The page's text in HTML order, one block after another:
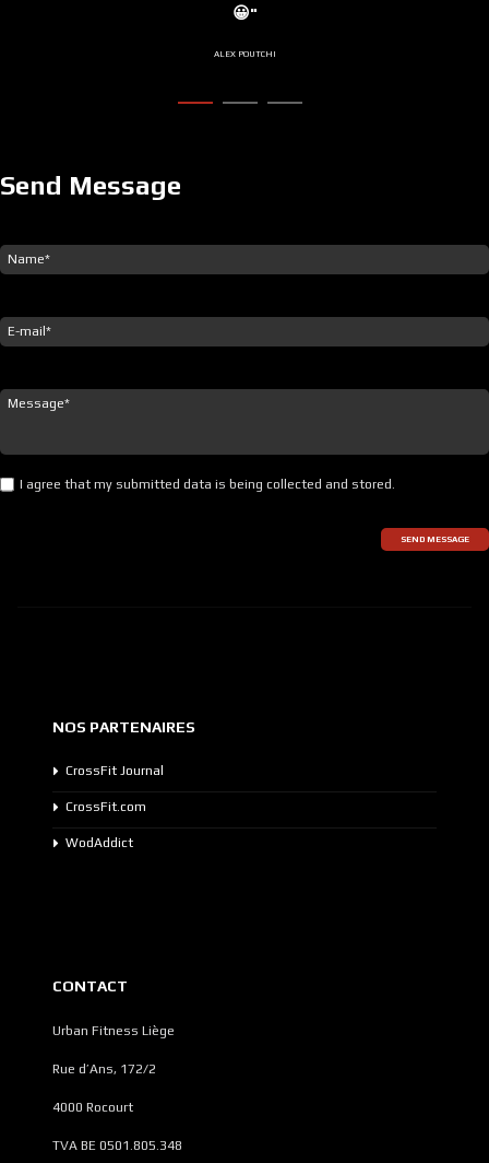
😀
ALEX POUTCHI
Send Message
I agree that my submitted data is being collected and stored.
NOS PARTENAIRES
CrossFit Journal
CrossFit.com
WodAddict
CONTACT
Urban Fitness Liège
Rue d’Ans, 172/2
4000 Rocourt
TVA BE 0501.805.348